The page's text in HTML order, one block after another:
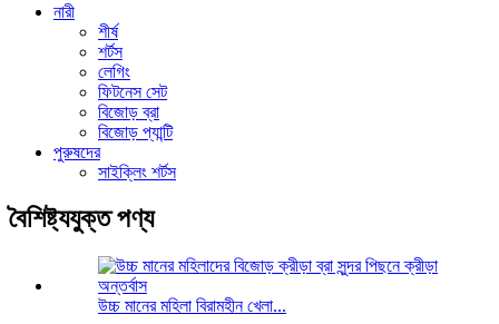
নারী
শীর্ষ
শর্টস
লেগিং
ফিটনেস সেট
বিজোড় ব্রা
বিজোড় প্যান্টি
পুরুষদের
সাইক্লিং শর্টস
বৈশিষ্ট্যযুক্ত পণ্য
উচ্চ মানের মহিলা বিরামহীন খেলা...